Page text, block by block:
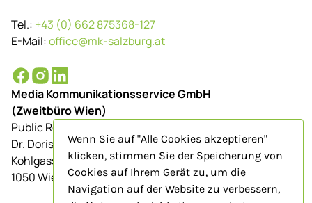
Tel.: +43 (0) 662 875368-127
E-Mail:office@mk-salzburg.at
Media Kommunikationsservice GmbH
(Zweitbüro Wien)
Public Relations-Agentur für Tourismus
Dr. Doris Schenkenfelder
Kohlgasse 9/Top 23
1050 Wien
Wenn Sie auf "Alle Cookies akzeptieren"
klicken, stimmen Sie der Speicherung von
Cookies auf Ihrem Gerät zu, um die
Navigation auf der Website zu verbessern,